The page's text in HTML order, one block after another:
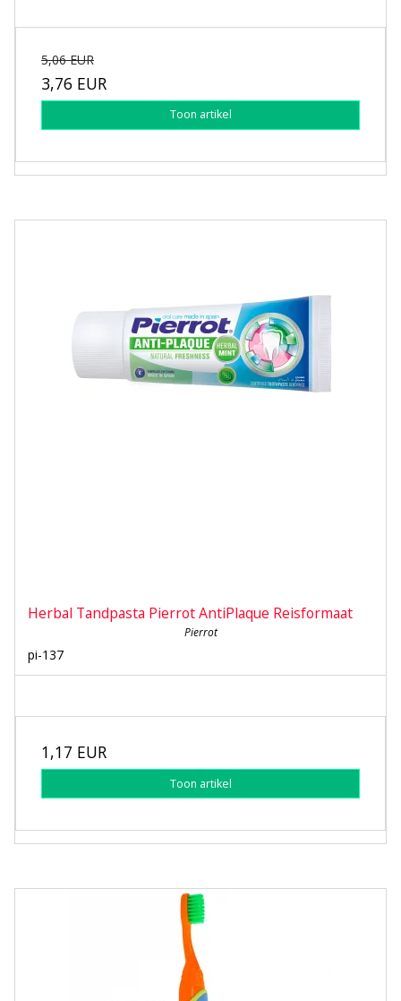
5,06 EUR
3,76 EUR
Toon artikel
Herbal Tandpasta Pierrot AntiPlaque Reisformaat
Pierrot
pi-137
1,17 EUR
Toon artikel